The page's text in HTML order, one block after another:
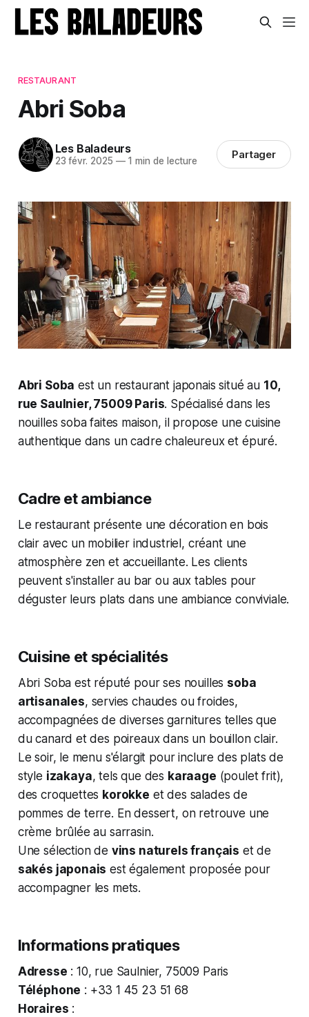
RESTAURANT
Abri Soba
Les Baladeurs
23 févr. 2025 —1 min de lecture Partager
Abri Soba est un restaurant japonais situé au 10,
rue Saulnier, 75009 Paris. Spécialisé dans les
nouilles soba faites maison, il propose une cuisine
authentique dans un cadre chaleureux et épuré.
Cadre et ambiance
Le restaurant présente une décoration en bois
clair avec un mobilier industriel, créant une
atmosphère zen et accueillante. Les clients
peuvent s'installer au bar ou aux tables pour
déguster leurs plats dans une ambiance conviviale.
Cuisine et spécialités
Abri Soba est réputé pour ses nouilles soba
artisanales, servies chaudes ou froides,
accompagnées de diverses garnitures telles que
du canard et des poireaux dans un bouillon clair.
Le soir, le menu s'élargit pour inclure des plats de
style izakaya, tels que des karaage (poulet frit),
des croquettes korokke et des salades de
pommes de terre. En dessert, on retrouve une
crème brûlée au sarrasin.
Une sélection de vins naturels français et de
sakés japonais est également proposée pour
accompagner les mets.
Informations pratiques
Adresse : 10, rue Saulnier, 75009 Paris
Téléphone : +33 1 45 23 51 68
Horaires :